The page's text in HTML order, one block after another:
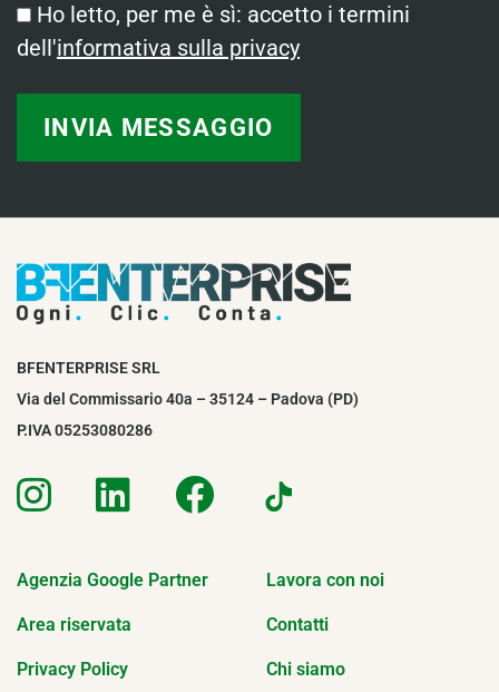
Ho letto, per me è sì: accetto i termini
dell'informativa sulla privacy
BFENTERPRISE SRL
Via del Commissario 40a – 35124 – Padova (PD)
P.IVA 05253080286
Agenzia Google Partner
Area riservata
Privacy Policy
Lavora con noi
Contatti
Chi siamo